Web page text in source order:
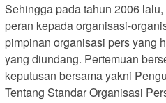
Sehingga pada tahun 2006 lalu,
peran kepada organisasi-
pimpinan organisasi pers yang
yang diundang. Pertemuan
keputusan bersama yakni
Tentang Standar Organisasi